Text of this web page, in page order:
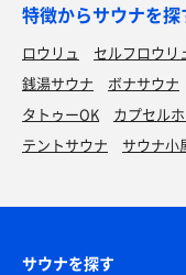
特徴からサウナを探
ロウリュ セルフロウリ
銭湯サウナ
ボナサウナ
タトゥーOK
カプセル
テントサウナ
サウナ小
サウナを探す